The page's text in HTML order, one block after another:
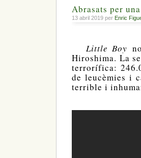
Abrasats per
13 abril 2019 per Enric
Little Boy
Hiroshima. La
terrorífica:
de leucèmies i
terrible i